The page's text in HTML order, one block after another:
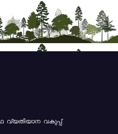
വ്യതിയാന വകുപ്പ്